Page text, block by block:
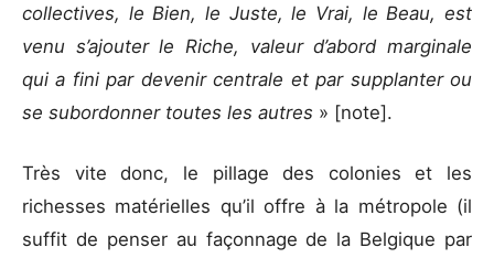
collectives, le Bien, le Juste, le Vrai, le Beau, est
venu s’ajouter le Riche, valeur d’abord marginale
qui a fini par devenir centrale et par supplanter ou
se subordonner toutes les autres » [note].
Très vite donc, le pillage des colonies et les
richesses matérielles qu’il offre à la métropole (il
suffit de penser au façonnage de la Belgique par